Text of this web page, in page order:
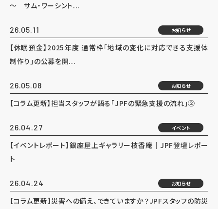
～ サム・ワーシント...
26.05.11 お知らせ
【休眠預金】2025年度 通常枠「地域の変化に対応できる支援体
制作り」の公募を開...
26.05.08 お知らせ
【コラム更新】担当スタッフが語る「JPFの緊急支援の流れ」②
26.04.27 イベント
【イベントレポート】銀座屋上ギャラリー枝香庵｜JPF登壇レポー
ト
26.04.24 お知らせ
【コラム更新】災害への備え、できていますか？JPFスタッフの防災